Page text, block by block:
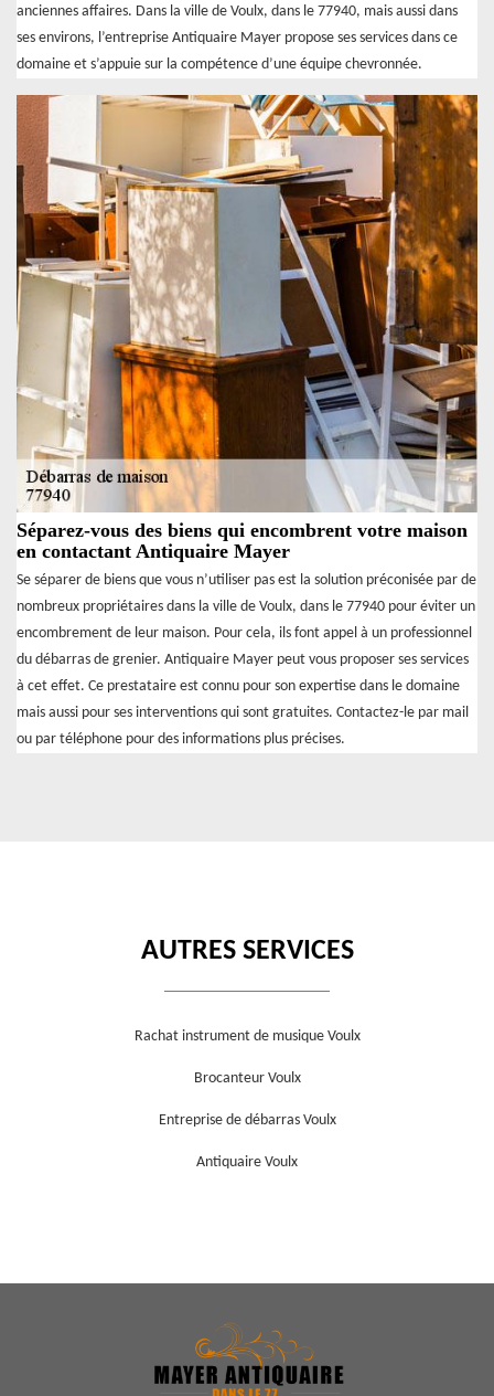
anciennes affaires. Dans la ville de Voulx, dans le 77940, mais aussi dans
ses environs, l’entreprise Antiquaire Mayer propose ses services dans ce
domaine et s’appuie sur la compétence d’une équipe chevronnée.
Séparez-vous des biens qui encombrent votre maison
en contactant Antiquaire Mayer
Se séparer de biens que vous n’utiliser pas est la solution préconisée par de
nombreux propriétaires dans la ville de Voulx, dans le 77940 pour éviter un
encombrement de leur maison. Pour cela, ils font appel à un professionnel
du débarras de grenier. Antiquaire Mayer peut vous proposer ses services
à cet effet. Ce prestataire est connu pour son expertise dans le domaine
mais aussi pour ses interventions qui sont gratuites. Contactez-le par mail
ou par téléphone pour des informations plus précises.
AUTRES SERVICES
Rachat instrument de musique Voulx
Brocanteur Voulx
Entreprise de débarras Voulx
Antiquaire Voulx